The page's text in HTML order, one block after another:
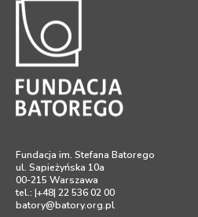
Fundacja im. Stefana Batorego
ul. Sapieżyńska 10a
00-215 Warszawa
tel.: |+48| 22 536 02 00
batory@batory.org.pl